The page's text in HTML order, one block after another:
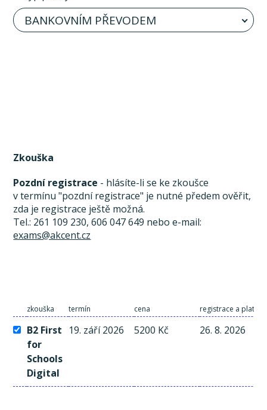
BANKOVNÍM PŘEVODEM
Zkouška
Pozdní registrace - hlásíte-li se ke zkoušce
v termínu "pozdní registrace" je nutné předem ověřit,
zda je registrace ještě možná.
Tel.: 261 109 230, 606 047 649 nebo e-mail:
exams@akcent.cz
zkouška termín cena registrace a platba
B2 First
for
Schools
Digital
19. září 2026 5200 Kč 26. 8. 2026